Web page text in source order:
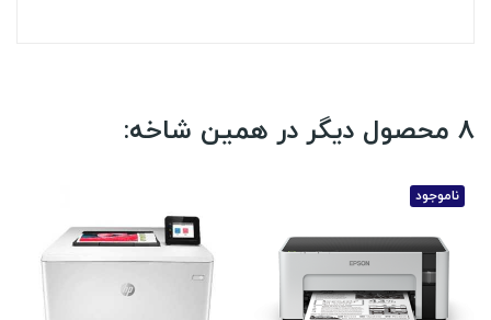
8 محصول دیگر در همین شاخه:
ناموجود